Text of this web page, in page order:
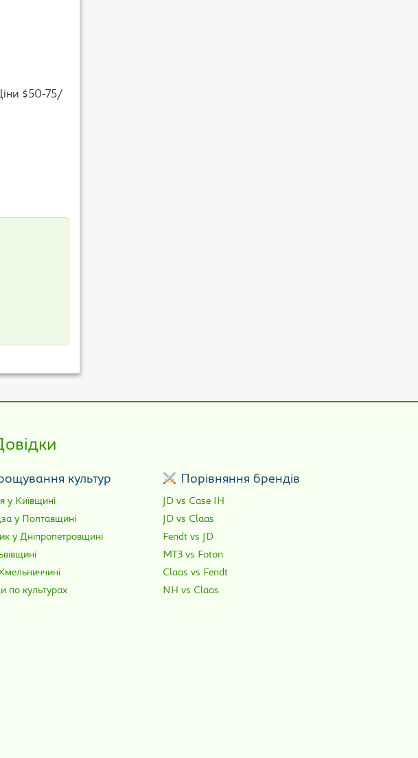
$50-75/
культур
у Київщині
у Полтавщині
у Дніпропетровщині
по культурах
Порівняння брендів
JD vs Case IH
JD vs Claas
Fendt vs JD
МТЗ vs Foton
Claas vs Fendt
NH vs Claas